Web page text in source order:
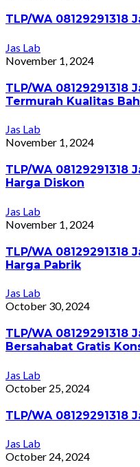
TLP/WA 08129291318
Jas Lab
November 1, 2024
TLP/WA 08129291318
Termurah Kualitas
Jas Lab
November 1, 2024
TLP/WA 08129291318
Harga Diskon
Jas Lab
November 1, 2024
TLP/WA 08129291318
Harga Pabrik
Jas Lab
October 30, 2024
TLP/WA 08129291318
Bersahabat Gratis
Jas Lab
October 25, 2024
TLP/WA 08129291318
Jas Lab
October 24, 2024